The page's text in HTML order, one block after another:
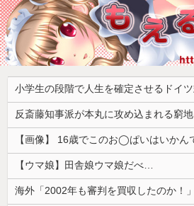
【ウマ娘】田舎娘ウマ娘だべ…